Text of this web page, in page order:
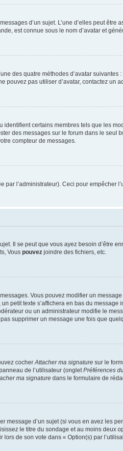
d’un sujet. L’une d’elles peut
est connue sous le nom d’avatar et
des quatre méthodes d’avatar suivantes
pas utiliser d’avatar, contactez un
certains membres tels que les
des messages sur le forum dans le seul
compteur de messages.
l’administrateur). Ceci pour empêcher
Il se peut que vous ayez besoin d’être
Vous pouvez joindre des fichiers, etc.
Vous pouvez modifier un
petit texte s’affichera en bas du message
ou un administrateur modifie le
supprimer un message une fois que
cocher Attacher ma signature sur le
de l’utilisateur (onglet Préférences
ma signature dans le formulaire de
d’un sujet (si vous en avez les
le titre du sondage et au moins deux
de son vote dans « Option(s) par